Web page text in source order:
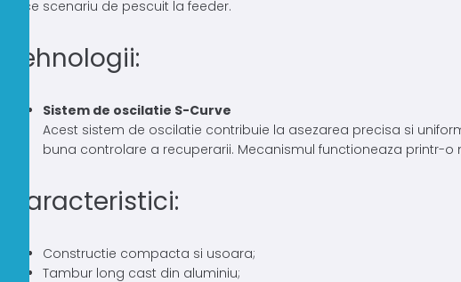
orice scenariu de pescuit la feeder.
Tehnologii:
Sistem de oscilatie S-Curve
Acest sistem de oscilatie contribuie la asezarea precisa si
buna controlare a recuperarii. Mecanismul functioneaza printr-
Caracteristici:
Constructie compacta si usoara;
Tambur long cast din aluminiu;